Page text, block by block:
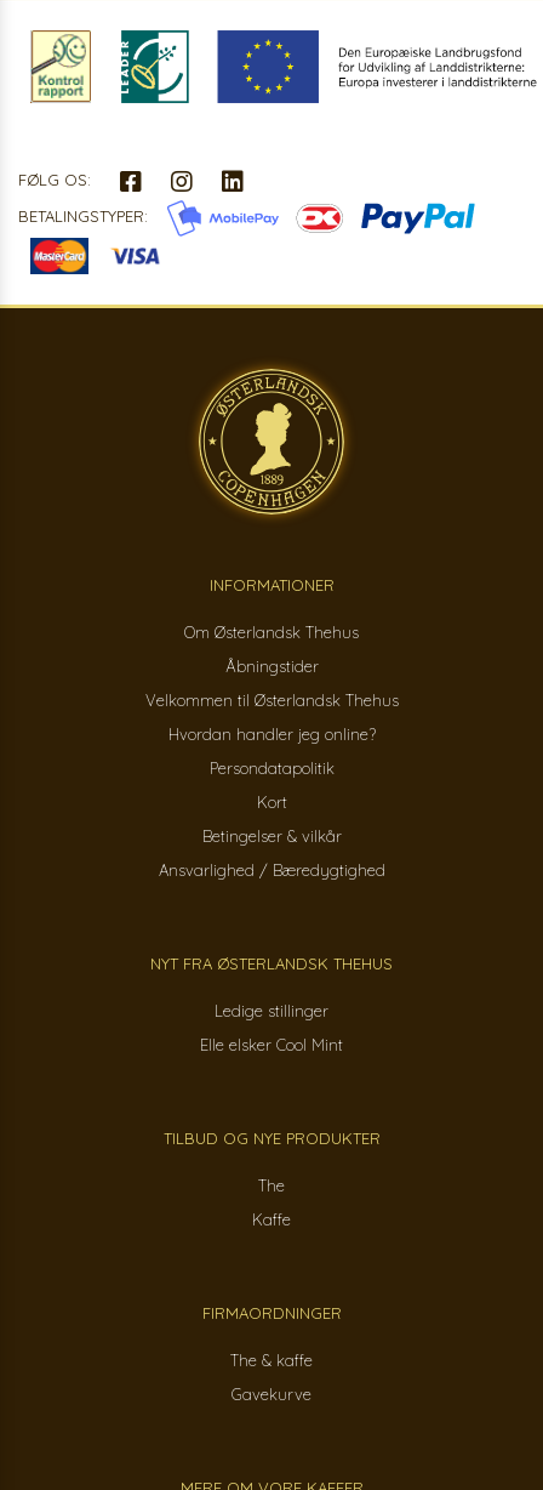
FØLG OS:
BETALINGSTYPER:
INFORMATIONER
Om Østerlandsk Thehus
Åbningstider
Velkommen til Østerlandsk Thehus
Hvordan handler jeg online?
Persondatapolitik
Kort
Betingelser & vilkår
Ansvarlighed / Bæredygtighed
NYT FRA ØSTERLANDSK THEHUS
Ledige stillinger
Elle elsker Cool Mint
TILBUD OG NYE PRODUKTER
The
Kaffe
FIRMAORDNINGER
The & kaffe
Gavekurve